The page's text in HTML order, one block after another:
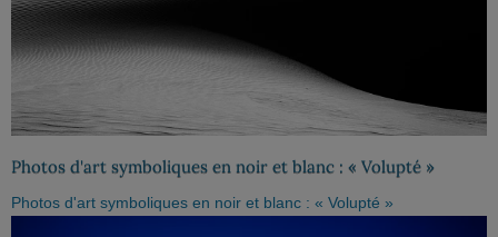
Photos d'art symboliques en noir et blanc : « Volupté »
Photos d'art symboliques en noir et blanc : « Volupté »